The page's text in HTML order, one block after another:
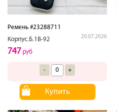
Ремень #23288711
Корпус.Б.1В-92
20.07.2026
747 руб
- +
Купить